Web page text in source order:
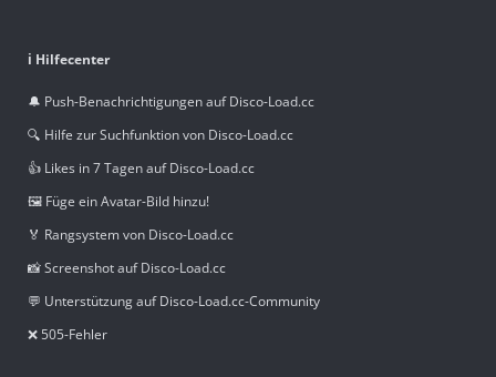
ℹ️ Hilfecenter
🔔 Push-Benachrichtigungen auf Disco-Load.cc
🔍 Hilfe zur Suchfunktion von Disco-Load.cc
👍 Likes in 7 Tagen auf Disco-Load.cc
🖼️ Füge ein Avatar-Bild hinzu!
🏅 Rangsystem von Disco-Load.cc
📸 Screenshot auf Disco-Load.cc
💬 Unterstützung auf Disco-Load.cc-Community
❌ 505-Fehler